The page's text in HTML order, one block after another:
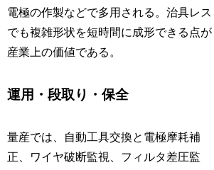
電極の作製などで多用される。治具レス
でも複雑形状を短時間に成形できる点が
産業上の価値である。
運用・段取り・保全
量産では、自動工具交換と電極摩耗補
正、ワイヤ破断監視、フィルタ差圧監